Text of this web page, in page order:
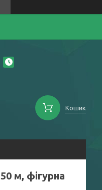
Кошик
м, фігурна